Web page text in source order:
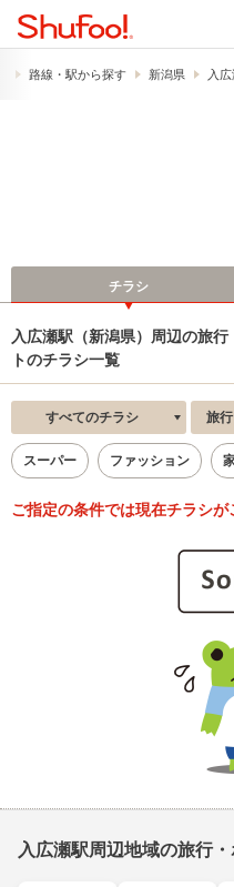
路線・駅から探す 新潟県 入
チラシ
入広瀬駅（新潟県）周辺の旅
トのチラシ一覧
すべてのチラシ 旅
スーパー ファッション
ご指定の条件では現在チラシが
入広瀬駅周辺地域の旅行